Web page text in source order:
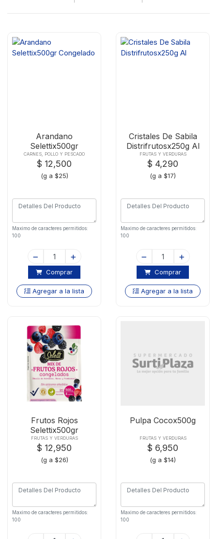
Arandano
Selettix500gr
Congelado
CARNES, POLLO Y PESCADO
$ 12,500
(g a $25)
Maximo de caracteres permitidos:
100
Comprar
Agregar a la lista
Cristales De Sabila
Distrifrutosx250g Al
FRUTAS Y VERDURAS
$ 4,290
(g a $17)
Maximo de caracteres permitidos:
100
Comprar
Agregar a la lista
Frutos Rojos
Selettix500gr
Congelado
FRUTAS Y VERDURAS
$ 12,950
(g a $26)
Maximo de caracteres permitidos:
100
Pulpa Cocox500g
FRUTAS Y VERDURAS
$ 6,950
(g a $14)
Maximo de caracteres permitidos:
100